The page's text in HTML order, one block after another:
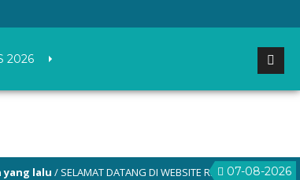
2026
07-08-2026
DATANG DI WEBSITE RESMI SMP NEGERI 2 MALILI